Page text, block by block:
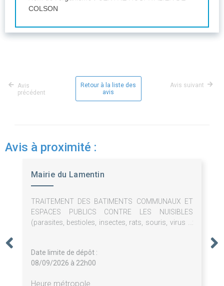
COLSON
Avis
précédent
Retour à la liste des
avis
Avis suivant
Avis à proximité :
Mairie du Lamentin
TRAITEMENT DES BATIMENTS COMMUNAUX ET
ESPACES PUBLICS CONTRE LES NUISIBLES
(parasites, bestioles, insectes, rats, souris, virus et
Date limite de dépôt :
08/09/2026 à 22h00
Heure métropole